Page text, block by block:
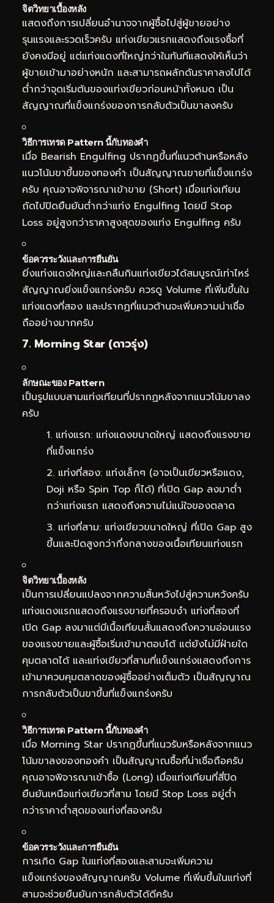
จิตวิทยาเบื้องหลัง
แสดงถึงการเปลี่ยนอำนาจจากผู้ซื้อไปสู่ผู้ขายอย่าง
รุนแรงและรวดเร็วครับ แท่งเขียวแรกแสดงถึงแรงซื้อที่
ยังคงมีอยู่ แต่แท่งแดงที่ใหญ่กว่าในทันทีแสดงให้เห็นว่า
ผู้ขายเข้ามาอย่างหนัก และสามารถผลักดันราคาลงไปได้
ต่ำกว่าจุดเริ่มต้นของแท่งเขียวก่อนหน้าทั้งหมด เป็น
สัญญาณที่แข็งแกร่งของการกลับตัวเป็นขาลงครับ
วิธีการเทรด Pattern นี้กับทองคำ
เมื่อ Bearish Engulfing ปรากฏขึ้นที่แนวต้านหรือหลัง
แนวโน้มขาขึ้นของทองคำ เป็นสัญญาณขายที่แข็งแกร่ง
ครับ คุณอาจพิจารณาเข้าขาย (Short) เมื่อแท่งเทียน
ถัดไปปิดยืนยันต่ำกว่าแท่ง Engulfing โดยมี Stop
Loss อยู่สูงกว่าราคาสูงสุดของแท่ง Engulfing ครับ
ข้อควรระวังและการยืนยัน
ยิ่งแท่งแดงใหญ่และกลืนกินแท่งเขียวได้สมบูรณ์เท่าไหร่
สัญญาณยิ่งแข็งแกร่งครับ ควรดู Volume ที่เพิ่มขึ้นใน
แท่งแดงที่สอง และปรากฏที่แนวต้านจะเพิ่มความน่าเชื่อ
ถืออย่างมากครับ
7. Morning Star (ดาวรุ่ง)
ลักษณะของ Pattern
เป็นรูปแบบสามแท่งเทียนที่ปรากฏหลังจากแนวโน้มขาลง
ครับ
แท่งแรก: แท่งแดงขนาดใหญ่ แสดงถึงแรงขาย
ที่แข็งแกร่ง
แท่งที่สอง: แท่งเล็กๆ (อาจเป็นเขียวหรือแดง,
Doji หรือ Spin Top ก็ได้) ที่เปิด Gap ลงมาต่ำ
กว่าแท่งแรก แสดงถึงความไม่แน่ใจของตลาด
แท่งที่สาม: แท่งเขียวขนาดใหญ่ ที่เปิด Gap สูง
ขึ้นและปิดสูงกว่ากึ่งกลางของเนื้อเทียนแท่งแรก
จิตวิทยาเบื้องหลัง
เป็นการเปลี่ยนแปลงจากความสิ้นหวังไปสู่ความหวังครับ
แท่งแดงแรกแสดงถึงแรงขายที่ครอบงำ แท่งที่สองที่
เปิด Gap ลงมาแต่มีเนื้อเทียนสั้นแสดงถึงความอ่อนแรง
ของแรงขายและผู้ซื้อเริ่มเข้ามาตอบโต้ แต่ยังไม่มีฝ่ายใด
คุมตลาดได้ และแท่งเขียวที่สามที่แข็งแกร่งแสดงถึงการ
เข้ามาควบคุมตลาดของผู้ซื้ออย่างเต็มตัว เป็นสัญญาณ
การกลับตัวเป็นขาขึ้นที่แข็งแกร่งครับ
วิธีการเทรด Pattern นี้กับทองคำ
เมื่อ Morning Star ปรากฏขึ้นที่แนวรับหรือหลังจากแนว
โน้มขาลงของทองคำ เป็นสัญญาณซื้อที่น่าเชื่อถือครับ
คุณอาจพิจารณาเข้าซื้อ (Long) เมื่อแท่งเทียนที่สี่ปิด
ยืนยันเหนือแท่งเขียวที่สาม โดยมี Stop Loss อยู่ต่ำ
กว่าราคาต่ำสุดของแท่งที่สองครับ
ข้อควรระวังและการยืนยัน
การเกิด Gap ในแท่งที่สองและสามจะเพิ่มความ
แข็งแกร่งของสัญญาณครับ Volume ที่เพิ่มขึ้นในแท่งที่
สามจะช่วยยืนยันการกลับตัวได้ดีครับ